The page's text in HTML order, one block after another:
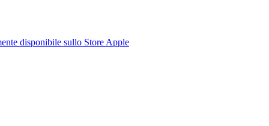
disponibile sullo Store Apple